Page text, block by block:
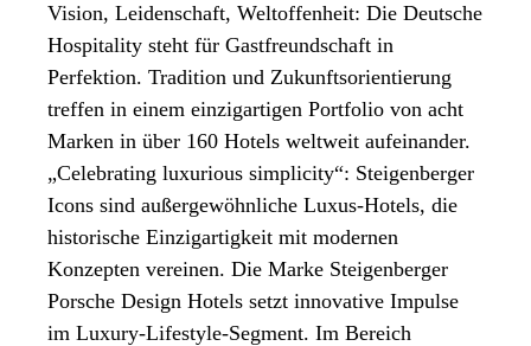
Vision, Leidenschaft, Weltoffenheit: Die Deutsche
Hospitality steht für Gastfreundschaft in
Perfektion. Tradition und Zukunftsorientierung
treffen in einem einzigartigen Portfolio von acht
Marken in über 160 Hotels weltweit aufeinander.
„Celebrating luxurious simplicity“: Steigenberger
Icons sind außergewöhnliche Luxus-Hotels, die
historische Einzigartigkeit mit modernen
Konzepten vereinen. Die Marke Steigenberger
Porsche Design Hotels setzt innovative Impulse
im Luxury-Lifestyle-Segment. Im Bereich